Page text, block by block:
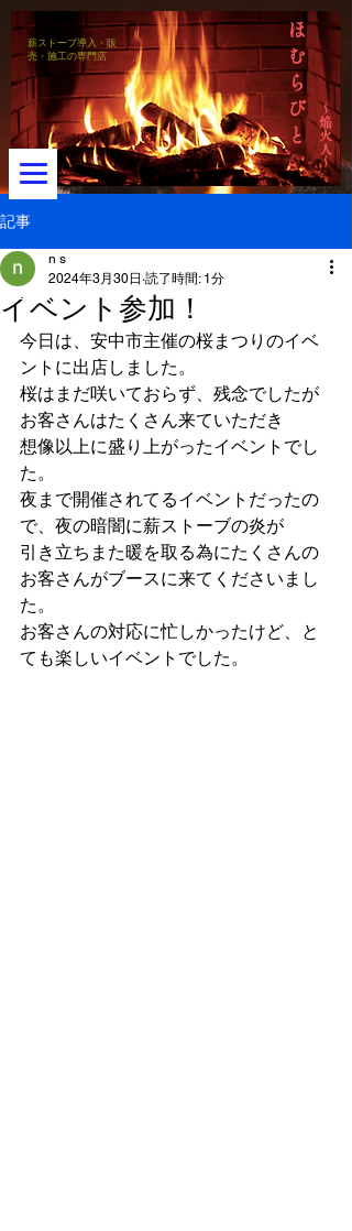
メニュー
薪ストーブ導入・販
売・施工の専門店
ほ
む
ら
び
と
～焔火人～
記事
イベント参加！
n s
2024年3月30日 読了時間: 1分
今日は、安中市主催の桜まつりのイベ
ントに出店しました。
桜はまだ咲いておらず、残念でしたが
お客さんはたくさん来ていただき
想像以上に盛り上がったイベントでし
た。
夜まで開催されてるイベントだったの
で、夜の暗闇に薪ストーブの炎が
引き立ちまた暖を取る為にたくさんの
お客さんがブースに来てくださいまし
た。
お客さんの対応に忙しかったけど、と
ても楽しいイベントでした。